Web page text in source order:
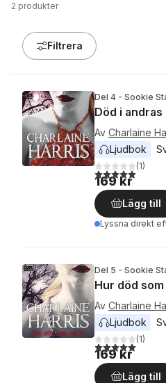
2 produkter
Filtrera
Del 4 - Sookie
Död i andras
Av Charlaine
Ljudbok
5,0utav 5(1)
169 kr
Lägg till
Lyssna direkt
Del 5 - Sookie
Hur död
Av Charlaine
Ljudbok
5,0utav 5(1)
169 kr
Lägg till